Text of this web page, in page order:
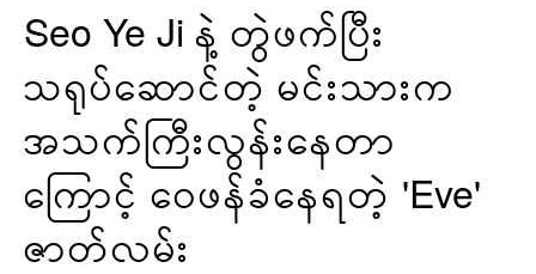
Seo Ye Ji နဲ့ တွဲဖက်ပြီး
သရုပ်ဆောင်တဲ့ မင်းသားက
အသက်ကြီးလွန်းနေတာ
ကြောင့် ဝေဖန်ခံနေရတဲ့ 'Eve'
ဇာတ်လမ်း